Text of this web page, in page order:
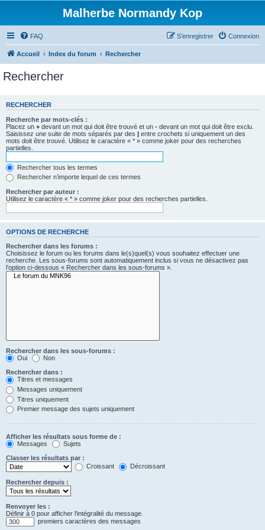
Malherbe Normandy Kop
FAQ Connexion
S’enregistrer
Accueil Index du forum Rechercher
Rechercher
RECHERCHER
Recherche par mots-clés :
Placez un + devant un mot qui doit être trouvé et un - devant un mot qui doit être exclu.
Saisissez une suite de mots séparés par des | entre crochets si uniquement un des
mots doit être trouvé. Utilisez le caractère « * » comme joker pour des recherches
partielles.
Rechercher tous les termes
Rechercher n’importe lequel de ces termes
Rechercher par auteur :
Utilisez le caractère « * » comme joker pour des recherches partielles.
OPTIONS DE RECHERCHE
Rechercher dans les forums :
Choisissez le forum ou les forums dans le(s)quel(s) vous souhaitez effectuer une
recherche. Les sous-forums sont automatiquement inclus si vous ne désactivez pas
l’option ci-dessous « Rechercher dans les sous-forums ».
Rechercher dans les sous-forums :
Oui
Non
Rechercher dans :
Titres et messages
Messages uniquement
Titres uniquement
Premier message des sujets uniquement
Afficher les résultats sous forme de :
Messages
Sujets
Classer les résultats par :
Croissant
Décroissant
Rechercher depuis :
Renvoyer les :
Définir à 0 pour afficher l’intégralité du message.
premiers caractères des messages